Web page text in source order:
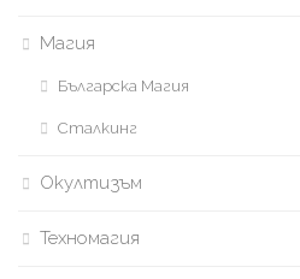
Магия
Българска Магия
Сталкинг
Окултизъм
Техномагия